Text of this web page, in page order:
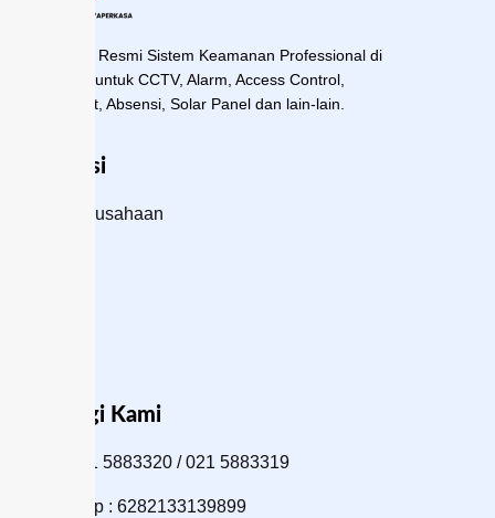
Distributor Resmi Sistem Keamanan Professional di
Indonesia untuk CCTV, Alarm, Access Control,
Fingerprint, Absensi, Solar Panel dan lain-lain.
Navigasi
Profil Perusahaan
Hubungi Kami
Telp : 021 5883320 / 021 5883319
WhatsApp : 6282133139899